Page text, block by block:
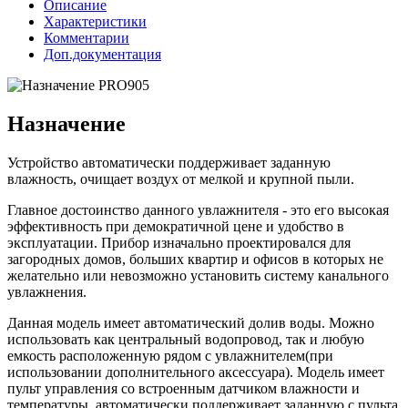
Описание
Характеристики
Комментарии
Доп.документация
Назначение
Устройство автоматически поддерживает заданную
влажность, очищает воздух от мелкой и крупной пыли.
Главное достоинство данного увлажнителя - это его высокая
эффективность при демократичной цене и удобство в
эксплуатации. Прибор изначально проектировался для
загородных домов, больших квартир и офисов в которых не
желательно или невозможно установить систему канального
увлажнения.
Данная модель имеет автоматический долив воды. Можно
использовать как центральный водопровод, так и любую
емкость расположенную рядом с увлажнителем(при
использовании дополнительного аксессуара). Модель имеет
пульт управления со встроенным датчиком влажности и
температуры, автоматически поддерживает заданную с пульта